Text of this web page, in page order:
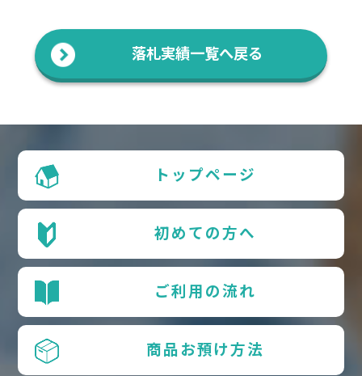
落札実績一覧へ戻る
トップページ
初めての方へ
ご利用の流れ
商品お預け方法